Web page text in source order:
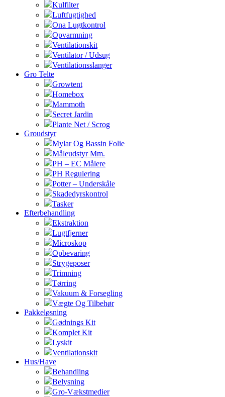
Kulfilter
Luftfugtighed
Ona Lugtkontrol
Opvarmning
Ventilationskit
Ventilator / Udsug
Ventilationsslanger
Gro Telte
Growtent
Homebox
Mammoth
Secret Jardin
Plante Net / Scrog
Groudstyr
Mylar Og Bassin Folie
Måleudstyr Mm.
PH – EC Målere
PH Regulering
Potter – Underskåle
Skadedyrskontrol
Tasker
Efterbehandling
Ekstraktion
Lugtfjerner
Microskop
Opbevaring
Strygeposer
Trimning
Tørring
Vakuum & Forsegling
Vægte Og Tilbehør
Pakkeløsning
Gødnings Kit
Komplet Kit
Lyskit
Ventilationskit
Hus/Have
Behandling
Belysning
Gro-Vækstmedier